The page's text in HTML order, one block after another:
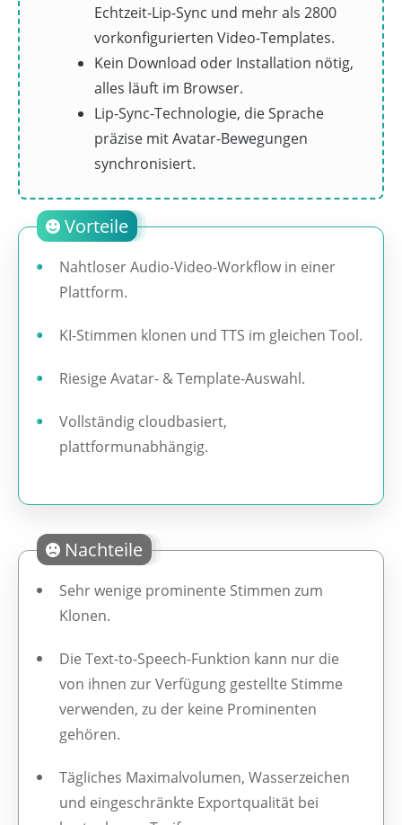
Echtzeit-Lip-Sync und mehr als 2800
vorkonfigurierten Video-Templates.
Kein Download oder Installation nötig,
alles läuft im Browser.
Lip-Sync-Technologie, die Sprache
präzise mit Avatar-Bewegungen
synchronisiert.
Vorteile
Nahtloser Audio-Video-Workflow in einer
Plattform.
KI-Stimmen klonen und TTS im gleichen Tool.
Riesige Avatar- & Template-Auswahl.
Vollständig cloudbasiert,
plattformunabhängig.
Nachteile
Sehr wenige prominente Stimmen zum
Klonen.
Die Text-to-Speech-Funktion kann nur die
von ihnen zur Verfügung gestellte Stimme
verwenden, zu der keine Prominenten
gehören.
Tägliches Maximalvolumen, Wasserzeichen
und eingeschränkte Exportqualität bei